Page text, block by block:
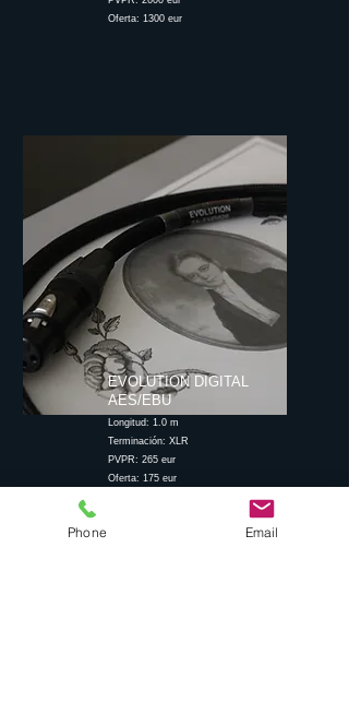
Oferta: 1300 eur
EVOLUTION DIGITAL
AES/EBU
Longitud: 1.0 m
Terminación: XLR
PVPR: 265 eur
Oferta: 175 eur
Phone Email